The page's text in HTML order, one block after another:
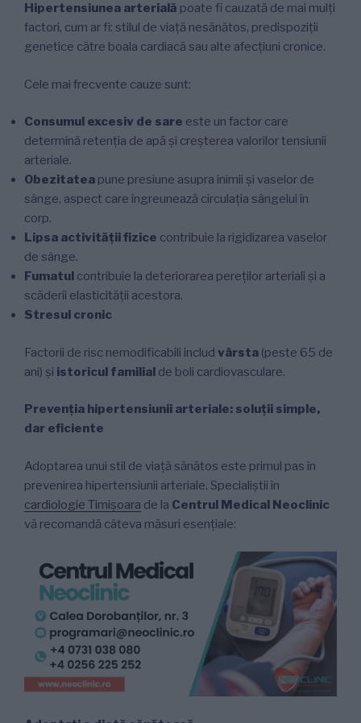
Hipertensiunea arterială poate fi cauzată de mai mulți
factori, cum ar fi: stilul de viață nesănătos, predispoziții
genetice către boala cardiacă sau alte afecțiuni cronice.
Cele mai frecvente cauze sunt:
Consumul excesiv de sare este un factor care
determină retenția de apă și creșterea valorilor tensiunii
arteriale.
Obezitatea pune presiune asupra inimii și vaselor de
sânge, aspect care îngreunează circulația sângelui în
corp.
Lipsa activității fizice contribuie la rigidizarea vaselor
de sânge.
Fumatul contribuie la deteriorarea pereților arteriali și a
scăderii elasticității acestora.
Stresul cronic
Factorii de risc nemodificabili includ vârsta (peste 65 de
ani) și istoricul familial de boli cardiovasculare.
Prevenția hipertensiunii arteriale: soluții simple,
dar eficiente
Adoptarea unui stil de viață sănătos este primul pas în
prevenirea hipertensiunii arteriale. Specialiștii în
cardiologie Timișoara de la Centrul Medical Neoclinic
vă recomandă câteva măsuri esențiale: